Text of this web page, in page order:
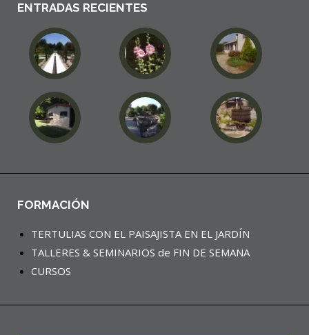
ENTRADAS RECIENTES
FORMACIÓN
TERTULIAS CON EL PAISAJISTA EN EL JARDÍN
TALLERES & SEMINARIOS de FIN DE SEMANA
CURSOS